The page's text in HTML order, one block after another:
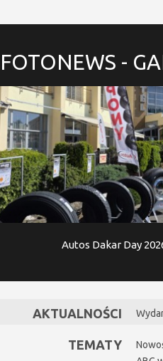
FOTONEWS -
Autos Dakar Day
AKTUALNOŚCI
TEMATY